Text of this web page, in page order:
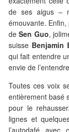
de ses aigus –
émouvante.
deSen Guo,
suisse Benjamin
qui fait entendre
envie de
Toutes ces voix
entièrement basé
pour le
lignes et